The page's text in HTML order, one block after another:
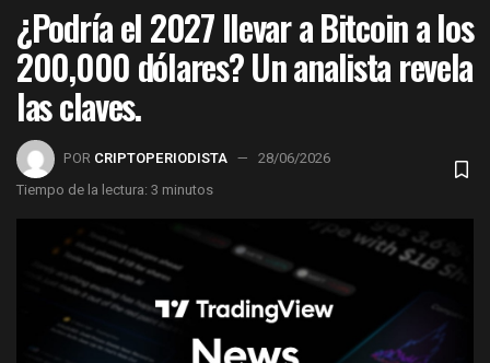
¿Podría el 2027 llevar a Bitcoin a los
200,000 dólares? Un analista revela
las claves.
POR CRIPTOPERIODISTA
28/06/2026
Tiempo de la lectura: 3 minutos